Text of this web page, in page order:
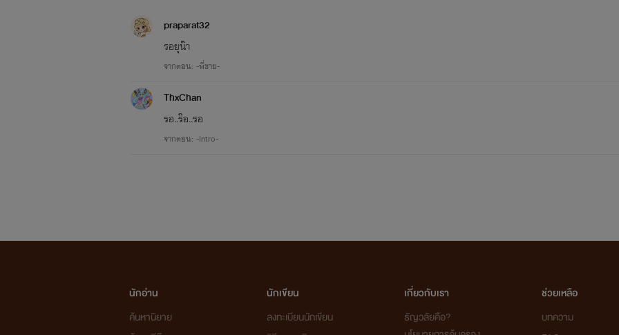
praparat32
รอยุน๊า
จากตอน: -พี่ชาย-
ThxChan
รอ..ร๊อ..รอ
จากตอน: -Intro-
นักอ่าน
ค้นหานิยาย
นักเขียน
ลงทะเบียนนักเขียน
เกี่ยวกับเรา
ธัญวลัยคือ?
ช่วยเหลือ
บทความ